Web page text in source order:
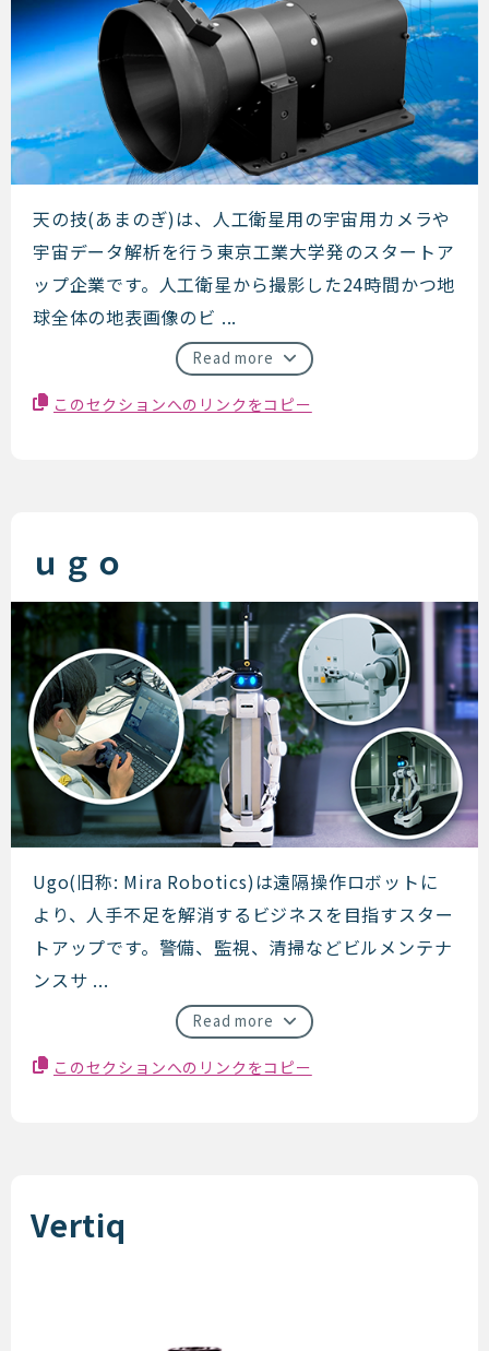
天の技
天の技(あまのぎ)は、人工衛星用の宇宙用カメラや
宇宙データ解析を行う東京工業大学発のスタートア
ップ企業です。人工衛星から撮影した24時間かつ地
球全体の地表画像のビ ...
Read more
このセクションへのリンクをコピー
ｕｇｏ
ｕｇｏ
Ugo(旧称: Mira Robotics)は遠隔操作ロボットに
より、人手不足を解消するビジネスを目指すスター
トアップです。警備、監視、清掃などビルメンテナ
ンスサ ...
Read more
このセクションへのリンクをコピー
Vertiq